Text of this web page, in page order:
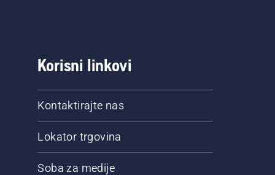
Korisni linkovi
Kontaktirajte nas
Lokator trgovina
Soba za medije